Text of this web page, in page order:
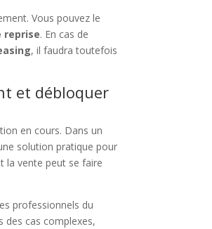
Vous pouvez le
reprise. En cas de
, il faudra toutefois
et débloquer
en cours. Dans un
solution pratique pour
la vente peut se faire
professionnels du
des cas complexes,